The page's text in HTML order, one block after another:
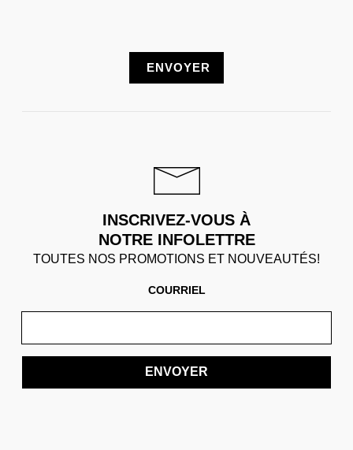
INSCRIVEZ-VOUS À
NOTRE INFOLETTRE
TOUTES NOS PROMOTIONS ET NOUVEAUTÉS!
COURRIEL
ENVOYER